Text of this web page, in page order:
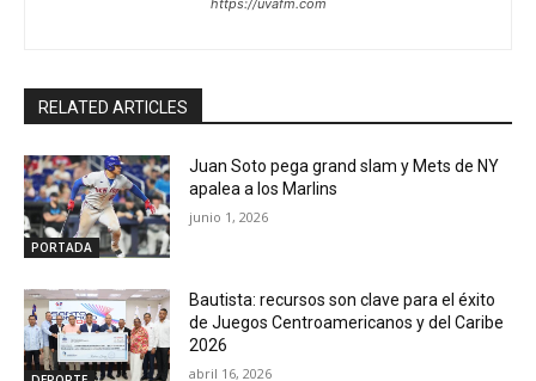
https://uvafm.com
RELATED ARTICLES
PORTADA
Juan Soto pega grand slam y Mets de NY
apalea a los Marlins
junio 1, 2026
Bautista: recursos son clave para el éxito
de Juegos Centroamericanos y del Caribe
2026
abril 16, 2026